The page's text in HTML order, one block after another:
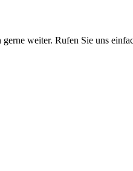
weiter. Rufen Sie uns